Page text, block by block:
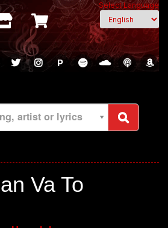
Select Language
P
artist or lyrics
Va To